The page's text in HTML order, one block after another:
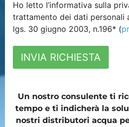
Ho letto l’informativa sulla
trattamento dei dati personali
lgs. 30 giugno 2003, n.196* (
INVIA RICHIESTA
Un nostro consulente ti
tempo e ti indicherà la
nostri distributori acqua